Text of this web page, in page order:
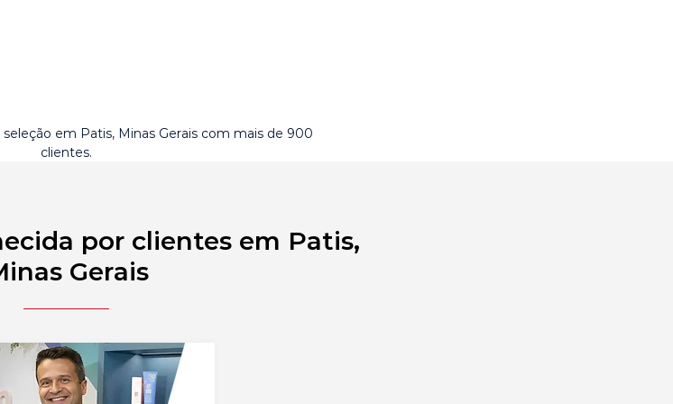
em Patis, Minas Gerais com mais de 900
clientes.
por clientes em Patis,
Gerais